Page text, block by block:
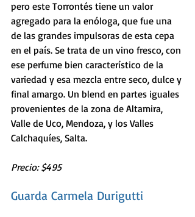
pero este Torrontés tiene un valor
agregado para la enóloga, que fue una
de las grandes impulsoras de esta cepa
en el país. Se trata de un vino fresco, con
ese perfume bien característico de la
variedad y esa mezcla entre seco, dulce y
final amargo. Un blend en partes iguales
provenientes de la zona de Altamira,
Valle de Uco, Mendoza, y los Valles
Calchaquíes, Salta.
Precio: $495
Guarda Carmela Durigutti